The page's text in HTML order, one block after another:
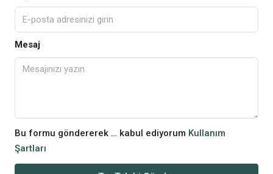
Mesaj
Bu formu göndererek … kabul ediyorum Kullanım
Şartları